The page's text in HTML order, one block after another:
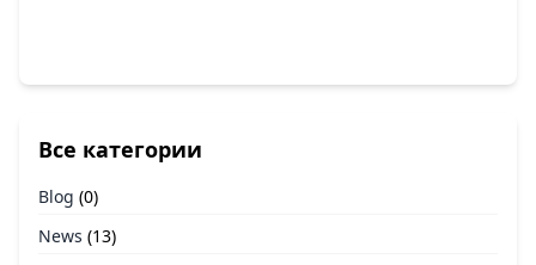
Все категории
Blog (0)
News (13)